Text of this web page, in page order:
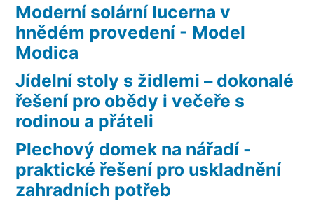
Moderní solární lucerna v
hnědém provedení - Model
Modica
Jídelní stoly s židlemi – dokonalé
řešení pro obědy i večeře s
rodinou a přáteli
Plechový domek na nářadí -
praktické řešení pro uskladnění
zahradních potřeb